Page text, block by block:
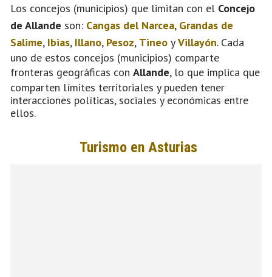
Los concejos (municipios) que limitan con el Concejo
de Allande son: Cangas del Narcea, Grandas de
Salime, Ibias, Illano, Pesoz, Tineo yVillayón. Cada
uno de estos concejos (municipios) comparte
fronteras geográficas con Allande, lo que implica que
comparten límites territoriales y pueden tener
interacciones políticas, sociales y económicas entre
ellos.